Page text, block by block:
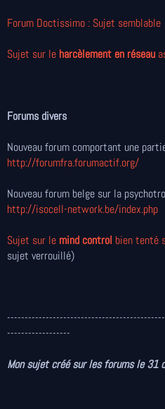
Forum Doctissimo : Sujet semblable
Sujet sur le harcèlement en réseau
Forums divers
Nouveau forum comportant une
http://forumfra.forumactif.org/
Nouveau forum belge sur la
http://isocell-network.be/index.php
Sujet sur le mind control bien tenté
sujet verrouillé)
------------------
Mon sujet créé sur les forums le 31